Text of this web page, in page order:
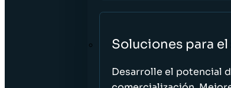
Soluciones para
Desarrolle el potencial